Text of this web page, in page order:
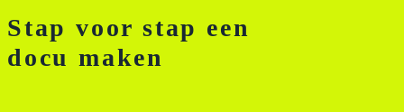
Stap voor stap een
docu maken